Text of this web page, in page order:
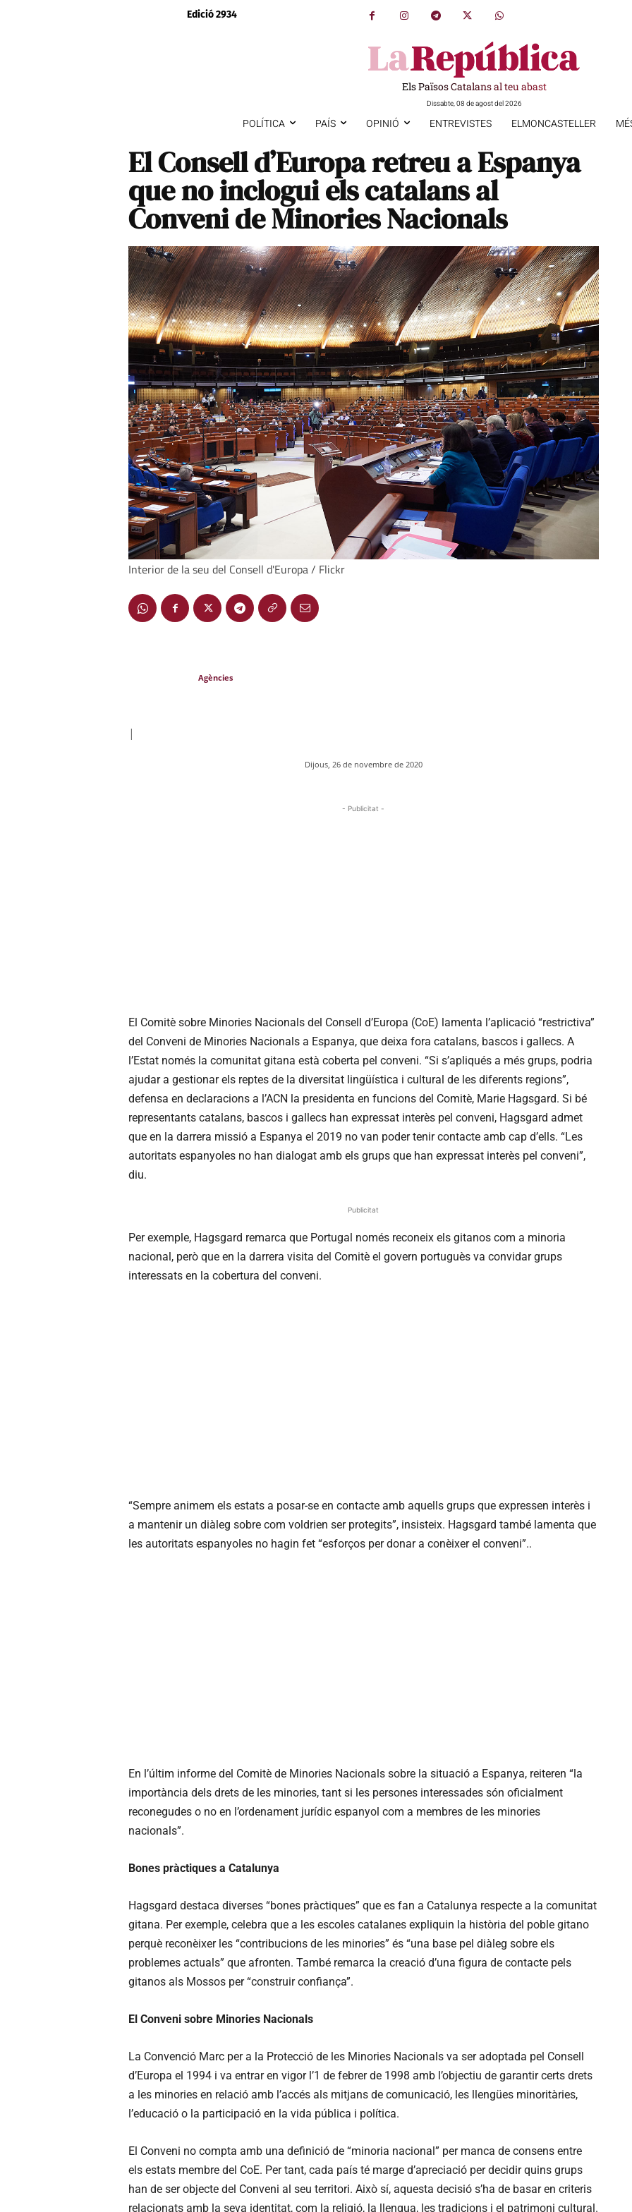
Edició 2934
Els Països Catalans al teu abast
Dissabte, 08 de agost del 2026
POLÍTICA PAÍS OPINIÓ ENTREVISTES ELMONCASTELLER
El Consell d’Europa retreu a Espanya
que no inclogui els catalans al
Conveni de Minories Nacionals
Interior de la seu del Consell d'Europa / Flickr
Agències
|
Dijous, 26 de novembre de 2020
- Publicitat -
El Comitè sobre Minories Nacionals del Consell d’Europa (CoE) lamenta l’aplicació “restrictiva”
del Conveni de Minories Nacionals a Espanya, que deixa fora catalans, bascos i gallecs. A
l’Estat només la comunitat gitana està coberta pel conveni. “Si s’apliqués a més grups, podria
ajudar a gestionar els reptes de la diversitat lingüística i cultural de les diferents regions”,
defensa en declaracions a l’ACN la presidenta en funcions del Comitè, Marie Hagsgard. Si bé
representants catalans, bascos i gallecs han expressat interès pel conveni, Hagsgard admet
que en la darrera missió a Espanya el 2019 no van poder tenir contacte amb cap d’ells. “Les
autoritats espanyoles no han dialogat amb els grups que han expressat interès pel conveni”,
diu.
Publicitat
Per exemple, Hagsgard remarca que Portugal només reconeix els gitanos com a minoria
nacional, però que en la darrera visita del Comitè el govern portuguès va convidar grups
interessats en la cobertura del conveni.
“Sempre animem els estats a posar-se en contacte amb aquells grups que expressen interès i
a mantenir un diàleg sobre com voldrien ser protegits”, insisteix. Hagsgard també lamenta que
les autoritats espanyoles no hagin fet “esforços per donar a conèixer el conveni”..
En l’últim informe del Comitè de Minories Nacionals sobre la situació a Espanya, reiteren “la
importància dels drets de les minories, tant si les persones interessades són oficialment
reconegudes o no en l’ordenament jurídic espanyol com a membres de les minories
nacionals”.
Bones pràctiques a Catalunya
Hagsgard destaca diverses “bones pràctiques” que es fan a Catalunya respecte a la comunitat
gitana. Per exemple, celebra que a les escoles catalanes expliquin la història del poble gitano
perquè reconèixer les “contribucions de les minories” és “una base pel diàleg sobre els
problemes actuals” que afronten. També remarca la creació d’una figura de contacte pels
gitanos als Mossos per “construir confiança”.
El Conveni sobre Minories Nacionals
La Convenció Marc per a la Protecció de les Minories Nacionals va ser adoptada pel Consell
d’Europa el 1994 i va entrar en vigor l’1 de febrer de 1998 amb l’objectiu de garantir certs drets
a les minories en relació amb l’accés als mitjans de comunicació, les llengües minoritàries,
l’educació o la participació en la vida pública i política.
El Conveni no compta amb una definició de “minoria nacional” per manca de consens entre
els estats membre del CoE. Per tant, cada país té marge d’apreciació per decidir quins grups
han de ser objecte del Conveni al seu territori. Això sí, aquesta decisió s’ha de basar en criteris
relacionats amb la seva identitat, com la religió, la llengua, les tradicions i el patrimoni cultural.